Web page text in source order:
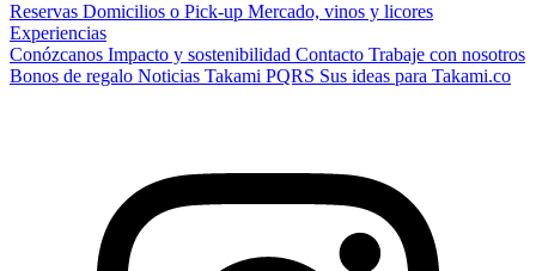
Reservas Domicilios o Pick-up Mercado, vinos y licores
Experiencias
Conózcanos Impacto y sostenibilidad Contacto Trabaje con nosotros
Bonos de regalo Noticias Takami PQRS Sus ideas para Takami.co